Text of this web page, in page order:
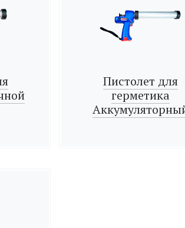
Пистолет для
герметика